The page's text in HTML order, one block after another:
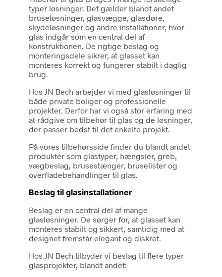
typer løsninger. Det gælder blandt andet
bruseløsninger, glasvægge, glasdøre,
skydeløsninger og andre installationer, hvor
glas indgår som en central del af
konstruktionen. De rigtige beslag og
monteringsdele sikrer, at glasset kan
monteres korrekt og fungerer stabilt i daglig
brug.
Hos JN Bech arbejder vi med glasløsninger til
både private boliger og professionelle
projekter. Derfor har vi også stor erfaring med
at rådgive om tilbehør til glas og de løsninger,
der passer bedst til det enkelte projekt.
På vores tilbehørsside finder du blandt andet
produkter som glastyper, hængsler, greb,
vægbeslag, brusestænger, bruselister og
overfladebehandlinger til glas.
Beslag til glasinstallationer
Beslag er en central del af mange
glasløsninger. De sørger for, at glasset kan
monteres stabilt og sikkert, samtidig med at
designet fremstår elegant og diskret.
Hos JN Bech tilbyder vi beslag til flere typer
glasprojekter, blandt andet: